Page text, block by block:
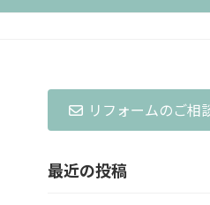
リフォームのご相
最近の投稿